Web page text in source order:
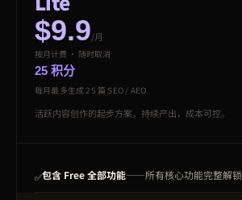
$9.9/月
按月计费 · 随时取消
25 积分
每月最多生成 25 篇 SEO / AEO
活跃内容创作的起步方案。持续产出，成本可控。
✅包含 Free 全部功能——所有核心功能完整解锁